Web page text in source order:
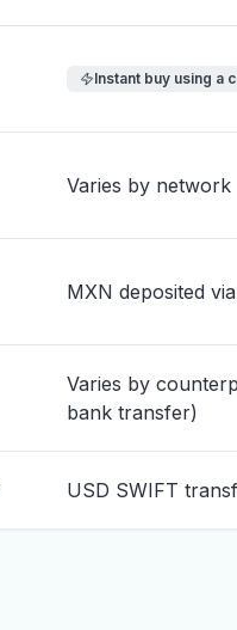
Instant buy using a
Varies by network
MXN deposited
Varies by
bank transfer)
USD SWIFT